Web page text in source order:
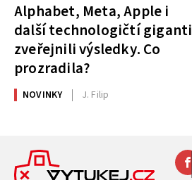
Alphabet, Meta, Apple i
další technologičtí giganti
zveřejnili výsledky. Co
prozradila?
NOVINKY J. Filip